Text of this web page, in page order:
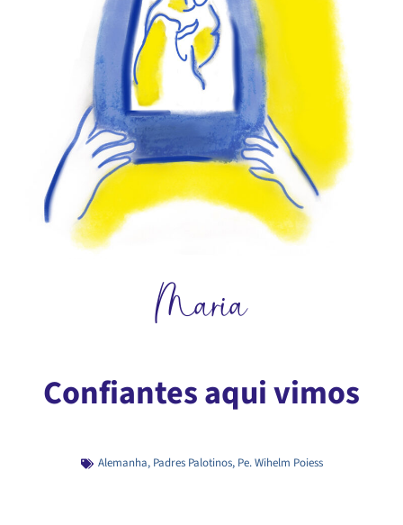
Maria
Confiantes aqui vimos
Alemanha, Padres Palotinos, Pe. Wihelm Poiess